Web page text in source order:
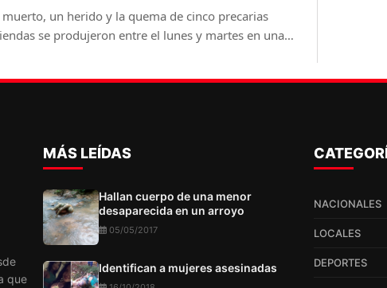
muerto, un herido y la quema de cinco precarias
se produjeron entre el lunes y martes en una
que
MÁS LEÍDAS
Hallan cuerpo de una menor
desaparecida en un arroyo
05/05/2017
Identifican a mujeres asesinadas
NACIONALES
LOCALES
DEPORTES